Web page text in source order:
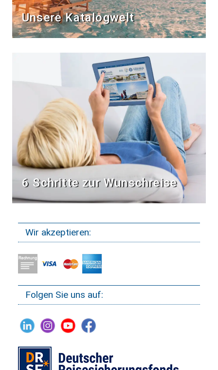
Unsere Katalogwelt
6 Schritte zur Wunschreise
Wir akzeptieren:
Folgen Sie uns auf: